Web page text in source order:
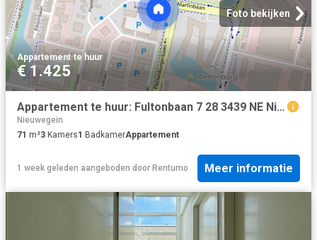
Foto bekijken
Appartement·te huur
€ 1.425
Appartement te huur: Fultonbaan 7 28 3439 NE Nieuwegein
Nieuwegein
71 m²3 Kamers1 BadkamerAppartement
1 week geleden aangeboden door Rentumo Meer informatie